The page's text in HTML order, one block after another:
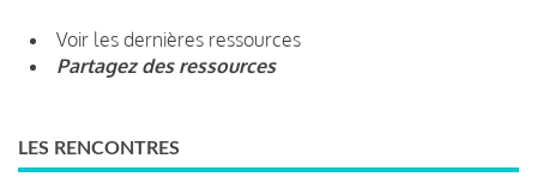
Voir les dernières ressources
Partagez des ressources
LES RENCONTRES